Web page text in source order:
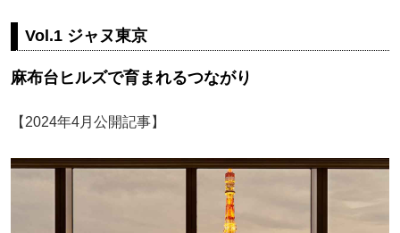
Vol.1 ジャヌ東京
麻布台ヒルズで育まれるつながり
【2024年4月公開記事】